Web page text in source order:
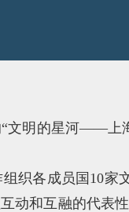
文明的星河——上
织各成员国10家
动和互融的代表